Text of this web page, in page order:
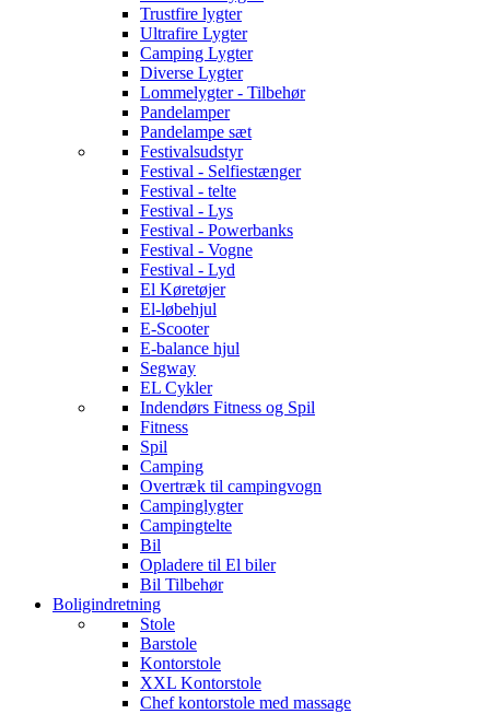
Trustfire lygter
Ultrafire Lygter
Camping Lygter
Diverse Lygter
Lommelygter - Tilbehør
Pandelamper
Pandelampe sæt
Festivalsudstyr
Festival - Selfiestænger
Festival - telte
Festival - Lys
Festival - Powerbanks
Festival - Vogne
Festival - Lyd
El Køretøjer
El-løbehjul
E-Scooter
E-balance hjul
Segway
EL Cykler
Indendørs Fitness og Spil
Fitness
Spil
Camping
Overtræk til campingvogn
Campinglygter
Campingtelte
Bil
Opladere til El biler
Bil Tilbehør
Boligindretning
Stole
Barstole
Kontorstole
XXL Kontorstole
Chef kontorstole med massage